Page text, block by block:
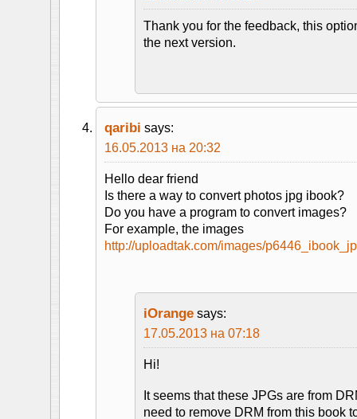
Thank you for the feedback, this
the next version.
qaribi says:
16.05.2013 на 20:32
Hello dear friend
Is there a way to convert photos jpg ibook?
Do you have a program to convert images?
For example, the images
http://uploadtak.com/images/
iOrange says:
17.05.2013 на 07:18
Hi!
It seems that these JPGs are from
need to remove DRM from this book